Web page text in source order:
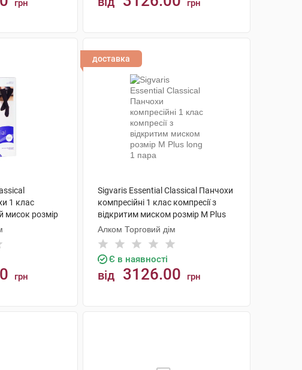
грн грн
1 клас
мисок розмір
грн
доставка
Sigvaris Essential Classical Панчохи
компресійні 1 клас компресії з
відкритим миском розмір М Plus
long 1 пара
Алком Торговий дім
Є в наявності
від 3126.00 грн